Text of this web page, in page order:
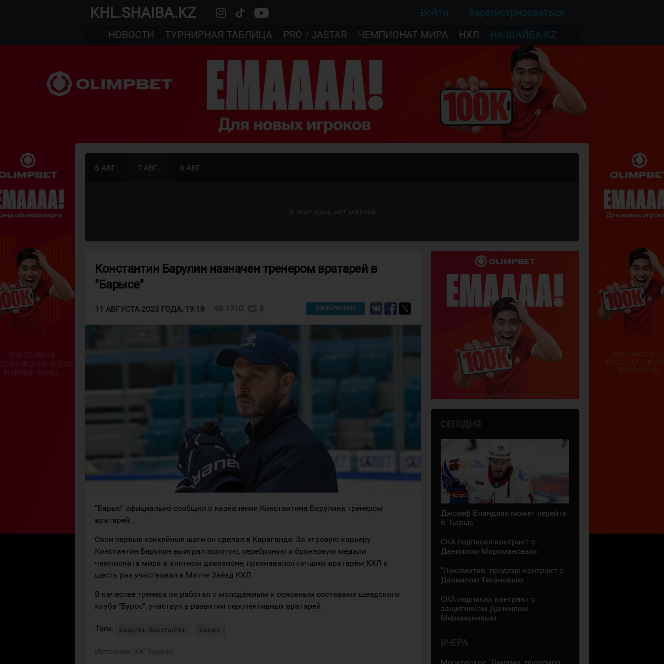
KHL.SHAIBA.KZ Войти
Зарегистрироваться
НОВОСТИ
ТУРНИРНАЯ ТАБЛИЦА PRO / JASTAR ЧЕМПИОНАТ МИРА НХЛ НА ШАЙБА.KZ
6 АВГ. 7 АВГ. 8 АВГ.
В этот день нет матчей
Константин Барулин назначен тренером вратарей в
"Барысе"
11 АВГУСТА 2025 ГОДА, 19:18 1710 8 В ИЗБРАННОЕ
"Барыс" официально сообщил о назначении Константина Барулина тренером
вратарей.
Свои первые хоккейные шаги он сделал в Караганде. За игровую карьеру
Константин Барулин выиграл золотую, серебряную и бронзовую медали
чемпионата мира в элитном дивизионе, признавался лучшим вратарём КХЛ и
шесть раз участвовал в Матче Звёзд КХЛ.
В качестве тренера он работал с молодёжным и основным составами шведского
клуба "Бурос", участвуя в развитии перспективных вратарей.
Теги: Барулин Константин Барыс
Источник: ХК "Барыс"
СЕГОДНЯ
Джозеф Бландизи может перейти
в "Барыс"
СКА подписал контракт с
Даниилом Миромановым
"Локомотив" продлил контракт с
Даниилом Тесановым
СКА подписал контракт с
защитником Даниилом
Миромановым
ВЧЕРА